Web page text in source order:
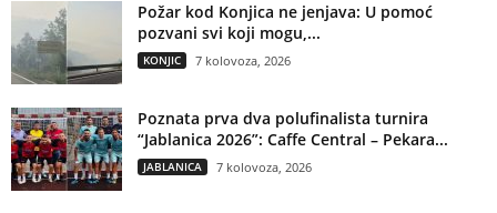
Požar kod Konjica ne jenjava: U pomoć
pozvani svi koji mogu,...
KONJIC 7 kolovoza, 2026
Poznata prva dva polufinalista turnira
“Jablanica 2026”: Caffe Central – Pekara...
JABLANICA 7 kolovoza, 2026